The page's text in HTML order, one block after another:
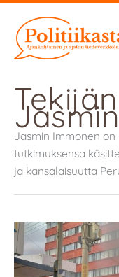
sisältöön
Jasmin Immonen
tutkimuksensa
ja kansalaisuutta